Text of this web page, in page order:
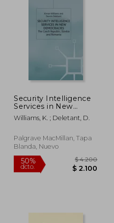
dcto.
Security Intelligence
Services in New
Democracies: The
Czech Republic,
(en Inglés)
Williams, K. ; Deletant, D.
Palgrave MacMillan, Tapa
Blanda, Nuevo